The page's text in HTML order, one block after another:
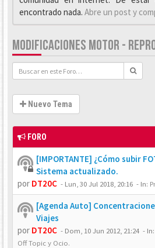
encontrado nada. Abre un post y
MODIFICACIONES MOTOR -
Nuevo Tema
FORO
[IMPORTANTE] ¿Cómo subir
Sistema actualizado.
por DT20C - Lun, 30 Jul 2018, 20:16 - In:
[Agenda Auto]
Viajes
por DT20C - Dom, 10 Jun 2012, 21:24 - In:
Off Topic y Ocio.